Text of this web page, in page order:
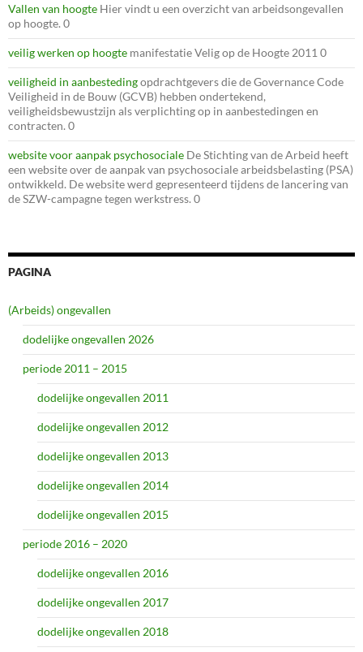
Vallen van hoogte Hier vindt u een overzicht van arbeidsongevallen
op hoogte. 0
veilig werken op hoogte manifestatie Velig op de Hoogte 2011 0
veiligheid in aanbestedingopdrachtgevers die de Governance Code
Veiligheid in de Bouw (GCVB) hebben ondertekend,
veiligheidsbewustzijn als verplichting op in aanbestedingen en
contracten. 0
website voor aanpak psychosociale De Stichting van de Arbeid heeft
een website over de aanpak van psychosociale arbeidsbelasting (PSA)
ontwikkeld. De website werd gepresenteerd tijdens de lancering van
de SZW-campagne tegen werkstress. 0
PAGINA
(Arbeids) ongevallen
dodelijke ongevallen 2026
periode 2011 – 2015
dodelijke ongevallen 2011
dodelijke ongevallen 2012
dodelijke ongevallen 2013
dodelijke ongevallen 2014
dodelijke ongevallen 2015
periode 2016 – 2020
dodelijke ongevallen 2016
dodelijke ongevallen 2017
dodelijke ongevallen 2018